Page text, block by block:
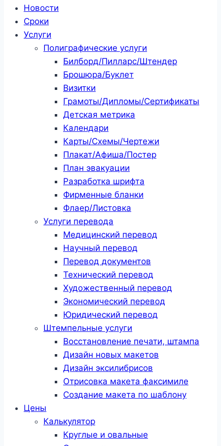
Новости
Сроки
Услуги
Полиграфические услуги
Билборд/Пилларс/Штендер
Брошюра/Буклет
Визитки
Грамоты/Дипломы/Сертификаты
Детская метрика
Календари
Карты/Схемы/Чертежи
Плакат/Афиша/Постер
План эвакуации
Разработка шрифта
Фирменные бланки
Флаер/Листовка
Услуги перевода
Медицинский перевод
Научный перевод
Перевод документов
Технический перевод
Художественный перевод
Экономический перевод
Юридический перевод
Штемпельные услуги
Восстановление печати, штампа
Дизайн новых макетов
Дизайн эксилибрисов
Отрисовка макета факсимиле
Создание макета по шаблону
Цены
Калькулятор
Круглые и овальные